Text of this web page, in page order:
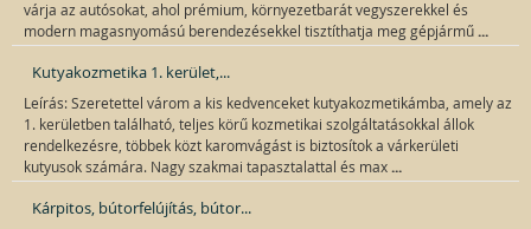
várja az autósokat, ahol prémium, környezetbarát vegyszerekkel és
modern magasnyomású berendezésekkel tisztíthatja meg gépjármű ...
Kutyakozmetika 1. kerület,...
Leírás: Szeretettel várom a kis kedvenceket kutyakozmetikámba, amely az
1. kerületben található, teljes körű kozmetikai szolgáltatásokkal állok
rendelkezésre, többek közt karomvágást is biztosítok a várkerületi
kutyusok számára. Nagy szakmai tapasztalattal és max ...
Kárpitos, bútorfelújítás, bútor...